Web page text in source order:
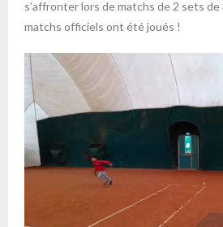
s’affronter lors de matchs de 2 sets
matchs officiels ont été joués !